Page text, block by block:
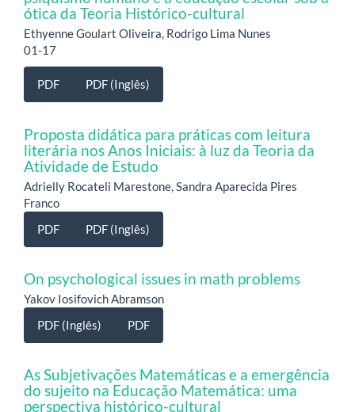
ótica da Teoria Histórico-cultural
Ethyenne Goulart Oliveira, Rodrigo Lima Nunes
01-17
PDF PDF (Inglês)
Proposta didática para práticas com leitura
literária nos Anos Iniciais: à luz da Teoria da
Atividade de Estudo
Adrielly Rocateli Marestone, Sandra Aparecida Pires
Franco
PDF
PDF (Inglês)
On psychological issues in math problems
Yakov Iosifovich Abramson
PDF (Inglês)
PDF
As Subjetivações Matemáticas e a emergência
do sujeito na Educação Matemática: uma
perspectiva histórico-cultural